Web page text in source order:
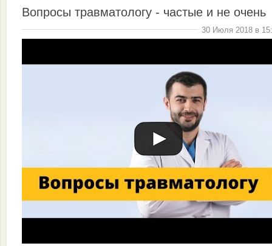
Вопросы травматологу - частые и не очень
30 Июля 2018 в